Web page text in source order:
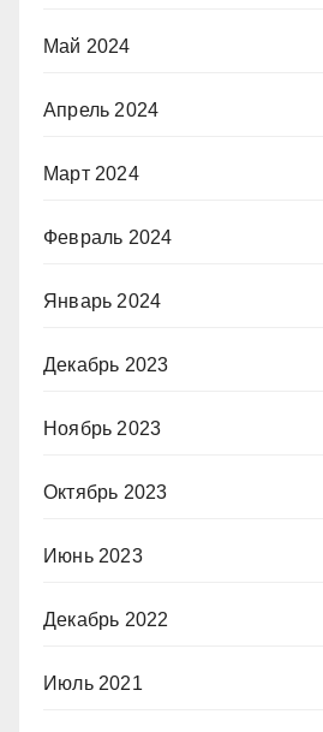
Май 2024
Апрель 2024
Март 2024
Февраль 2024
Январь 2024
Декабрь 2023
Ноябрь 2023
Октябрь 2023
Июнь 2023
Декабрь 2022
Июль 2021